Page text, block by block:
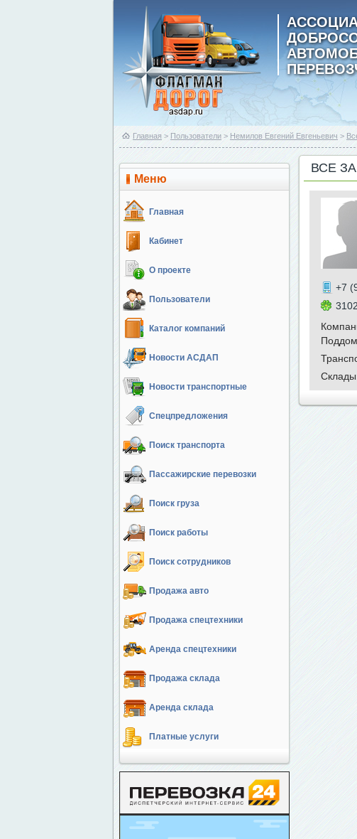
Главная > Пользователи > Немилов Евгений Евгеньевич >
Меню
Главная
Кабинет
О проекте
Пользователи
Каталог компаний
Новости АСДАП
Новости транспортные
Спецпредложения
Поиск транспорта
Пассажирские перевозки
Поиск груза
Поиск работы
Поиск сотрудников
Продажа авто
Продажа спецтехники
Аренда спецтехники
Продажа склада
Аренда склада
Платные услуги
ВСЕ
+7